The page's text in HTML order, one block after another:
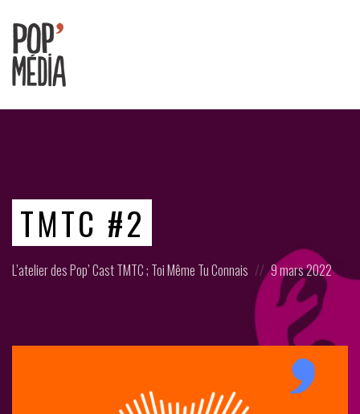
nos
TMTC #2
Posted
L’atelier des Pop’ CastTMTC ; Toi Même Tu Connais
Posted
9 mars 2022